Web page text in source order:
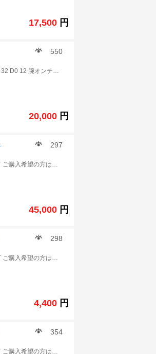
17,500 円
550
所持キャラ103体卵30個以上あり 初期からやってました トロフィーはD3 95 D2 65 D1 32 D0 12 腕オンチケットも有り余っております。 調子アイテムは各300個以上あり 値下げ交渉もします.
20,000 円
297
※この商品は 城とドラゴン の課金チャージ代行 販売となります。 他の個数専用出品可 ご購入希望の方は質問に進み一度ご連絡ください。 ※この商品は 城とドラゴン の課金チャージ代行 販売となります。 他の個数専用出品可 ご購入希望の方は質問に進み一度ご連絡ください。 ※ご入金後、以下の情報をご連絡ください。 引継コード： パスワード： ユーザ名： レベル： ID： 手持ちのルビー 数： 通常は24～72 時間以内作業完了できます。 作業の状況によって、少し遅延可能性もあります。予めご了承ください。 ★こちらは仲介業者で、チャージのソースは確定できませんため、取引後BAN、警告、回収などを受けた場合にも当方は責任を取りません。そのリスクを承知の上ご利用でお願いいたします。また、トラブル回避の為、取引完了後お早めにPASSの変更をよろしくお願いします。 ご利用をお待ちいたしております。 城とドラゴン(城ドラ) .
45,000 円
298
※この商品は 城とドラゴン の課金チャージ代行 販売となります。 他の個数専用出品可 ご購入希望の方は質問に進み一度ご連絡ください。 ※ご入金後、以下の情報をご連絡ください。 引継コード： パスワード： ユーザ名： レベル： ID： 手持ちのルビー 数： 通常は24～72 時間以内作業完了できます。 作業の状況によって、少し遅延可能性もあります。予めご了承ください。 ★こちらは仲介業者で、チャージのソースは確定できませんため、取引後BAN、警告、回収などを受けた場合にも当方は責任を取りません。そのリスクを承知の上ご利用でお願いいたします。また、トラブル回避の為、取引完了後お早めにPASSの変更をよろしくお願いします。 ご利用をお待ちいたしております。 .
4,400 円
354
※この商品は 城とドラゴン の課金チャージ代行 販売となります。 他の個数専用出品可 ご購入希望の方は質問に進み一度ご連絡ください。 ※ご入金後、以下の情報をご連絡ください。 引継コード： パスワード： ユーザ名： レベル： ID： 手持ちのルビー 数： 通常は24～72 時間以内作業完了できます。 作業の状況によって、少し遅延可能性もあります。予めご了承ください。 ★こちらは仲介業者で、チャージのソースは確定できませんため、取引後BAN、警告、回収などを受けた場合にも当方は責任を取りません。そのリスクを承知の上ご利用でお願いいたします。また、トラブル回避の為、取引完了後お早めにPASSの変更をよろしくお願いします。 ご利用をお待ちいたしております。 城とドラゴン(城ドラ).